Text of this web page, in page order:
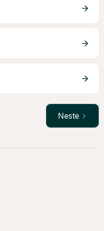
Neste